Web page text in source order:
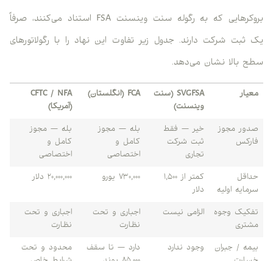
بروکرهایی که به رگوله سنت وینسنت FSA استناد می‌کنند، صرفاً
یک ثبت شرکت دارند. جدول زیر تفاوت این نهاد را با رگولاتورهای
سطح بالا نشان می‌دهد.
معیار
SVGFSA (سنت
وینسنت)
FCA (انگلستان)
CFTC / NFA
(آمریکا)
صدور مجوز
فارکس
خیر — فقط
ثبت شرکت
تجاری
بله — مجوز
کامل و
اختصاصی
بله — مجوز
کامل و
اختصاصی
حداقل
سرمایه اولیه
کمتر از ۱,۵۰۰
دلار
۷۳۰,۰۰۰ یورو ۲۰,۰۰۰,۰۰۰ دلار
تفکیک وجوه
مشتری
الزامی نیست
اجباری و تحت
نظارت
اجباری و تحت
نظارت
بیمه / جبران
وجود ندارد
دارد — تا سقف
محدود و تحت